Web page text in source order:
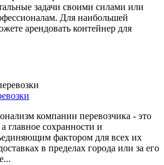
задачи своими силами или
Для наибольшей
арендовать контейнер для
компании перевозчика - это
главное сохранности и
фактором для всех их
в пределах города или за его